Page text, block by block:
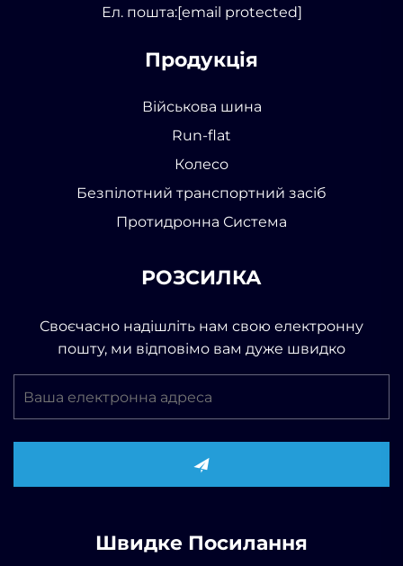
Ел. пошта:[email protected]
Продукція
Військова шина
Run-flat
Колесо
Безпілотний транспортний засіб
Протидронна Система
РОЗСИЛКА
Своєчасно надішліть нам свою електронну
пошту, ми відповімо вам дуже швидко
Швидке Посилання